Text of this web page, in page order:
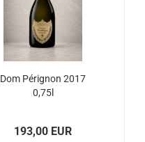
Dom Pérignon 2017
0,75l
193,00 EUR